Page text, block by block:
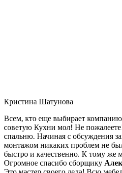
Кристина Шатунова
Всем, кто еще выбирает компанию
советую Кухни мол! Не
спальню. Начиная с обсуждения
монтажом никаких проблем не
быстро и качественно. К тому же
Огромное спасибо сборщику